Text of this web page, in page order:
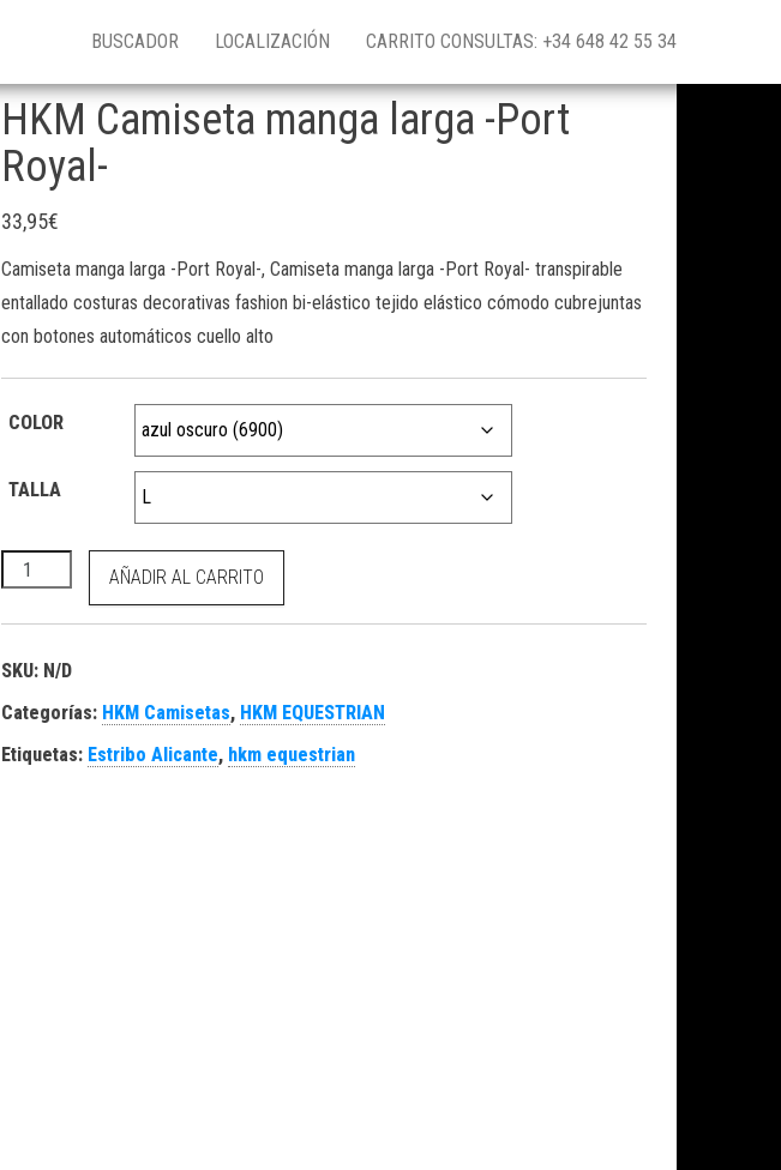
BUSCADOR LOCALIZACIÓN CARRITO CONSULTAS: +34 648 42 55 34
HKM Camiseta manga larga -Port
Royal-
33,95€
Camiseta manga larga -Port Royal-, Camiseta manga larga -Port Royal- transpirable
entallado costuras decorativas fashion bi-elástico tejido elástico cómodo cubrejuntas
con botones automáticos cuello alto
COLOR
TALLA
HKM Camiseta manga larga -Port Royal- cantidad
AÑADIR AL CARRITO
SKU: N/D
Categorías: HKM Camisetas, HKM EQUESTRIAN
Etiquetas: Estribo Alicante, hkm equestrian